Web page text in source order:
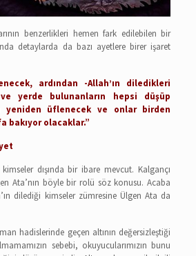
benzerlikleri hemen fark edilebilen bir
detaylarda da bazı ayetlere birer işaret
ardından -Allah’ın diledikleri
ve yerde bulunanların hepsi düşüp
yeniden üflenecek ve onlar birden
bakıyor olacaklar.”
dışında bir ibare mevcut. Kalgançı
Ata’nın böyle bir rolü söz konusu. Acaba
dilediği kimseler zümresine Ülgen Ata da
hadislerinde geçen altının değersizleştiği
sebebi, okuyucularımızın bunu